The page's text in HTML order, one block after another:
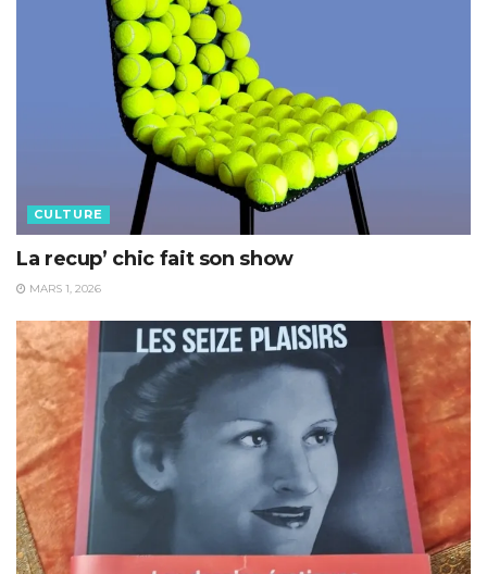
CULTURE
La recup’ chic fait son show
MARS 1, 2026